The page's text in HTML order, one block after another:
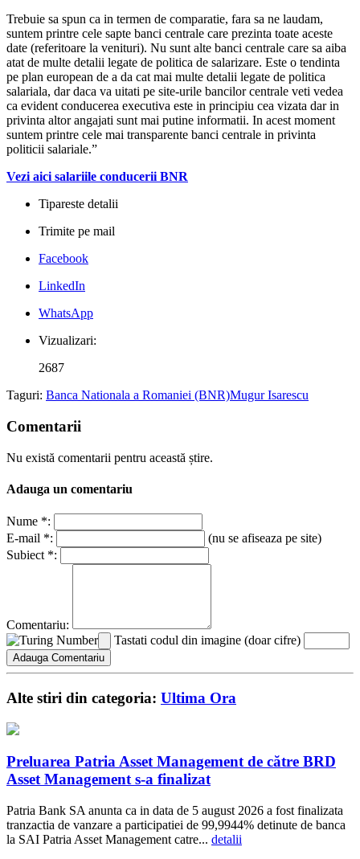
Trebuie sa spun ca in termen de comparatie, fara sa ne laudam,
suntem printre cele sapte banci centrale care prezinta toate aceste
date (referitoare la venituri). Nu sunt alte banci centrale care sa aiba
atat de multe detalii legate de politica de salarizare. Este o tendinta
pe plan european de a da cat mai multe detalii legate de politica
salariala, dar daca va uitati pe site-urile bancilor centrale veti vedea
ca evident conducerea executiva este in principiu cea vizata dar in
privinta altor angajati sunt mai putine informatii. In acest moment
suntem printre cele mai transparente banci centrale in privinta
politicii salariale.”
Vezi aici salariile conducerii BNR
Tipareste detalii
Trimite pe mail
Facebook
LinkedIn
WhatsApp
Vizualizari:
2687
Taguri: Banca Nationala a Romaniei (BNR)Mugur Isarescu
Comentarii
Nu există comentarii pentru această știre.
Adauga un comentariu
Nume *:
E-mail *:
(nu se afiseaza pe site)
Subiect *:
Comentariu:
Tastati codul din imagine (doar cifre)
Alte stiri din categoria: Ultima Ora
Preluarea Patria Asset Management de către BRD
Asset Management s-a finalizat
Patria Bank SA anunta ca in data de 5 august 2026 a fost finalizata
tranzactia de vanzare a participatiei de 99,9944% detinute de banca
la SAI Patria Asset Management catre... detalii